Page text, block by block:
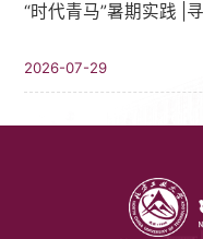
“时代青马”暑期实践 |
2026-07-29